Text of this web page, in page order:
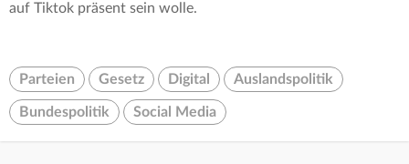
auf Tiktok präsent sein wolle.
Parteien Gesetz Digital Auslandspolitik
Bundespolitik Social Media